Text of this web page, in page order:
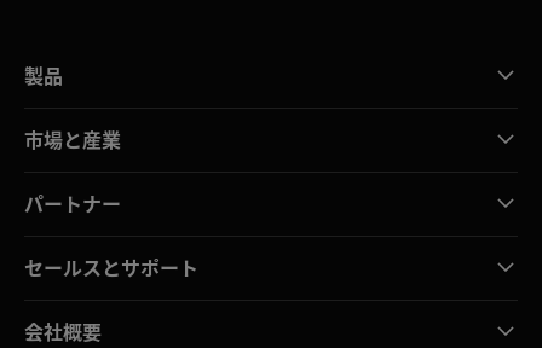
製品
市場と産業
パートナー
セールスとサポート
会社概要